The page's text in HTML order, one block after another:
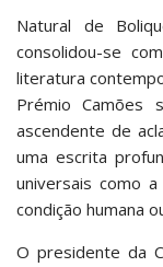
Natural de
consolidou-se
literatura
Prémio Camões
ascendente de
uma escrita
universais como
condição humana
O presidente da